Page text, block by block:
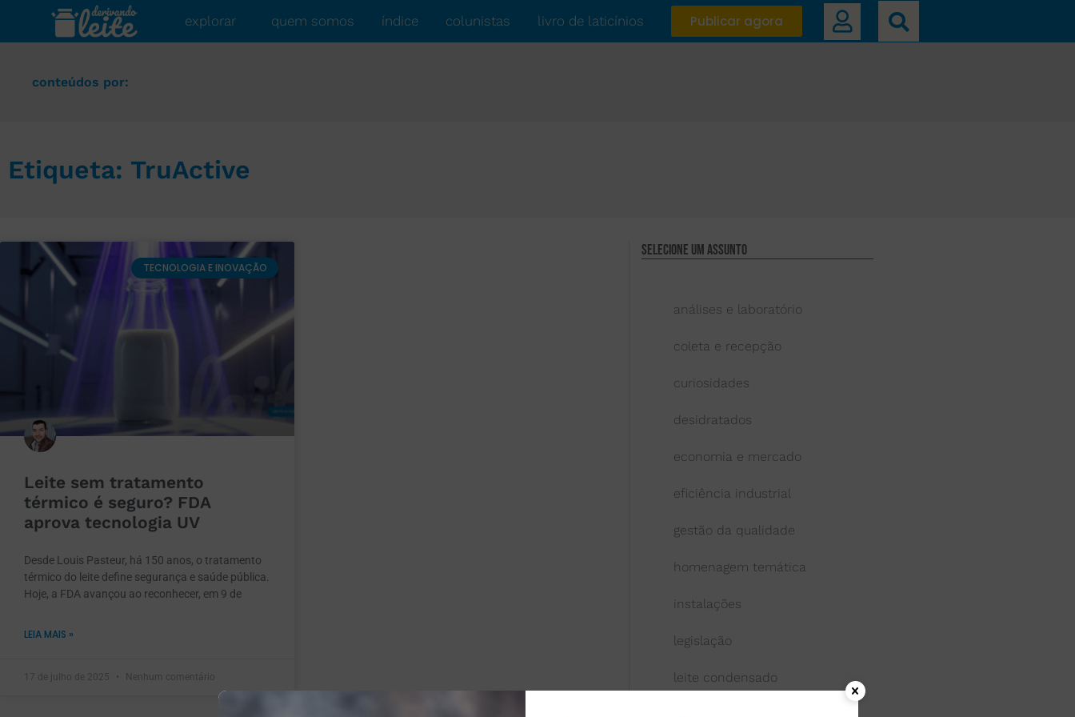
explorar quem somos índice colunistas livro de laticínios Publicar agora
conteúdos por:
Etiqueta: TruActive
TECNOLOGIA E INOVAÇÃO
Leite sem tratamento
térmico é seguro? FDA
aprova tecnologia UV
Desde Louis Pasteur, há 150 anos, o tratamento
térmico do leite define segurança e saúde pública.
Hoje, a FDA avançou ao reconhecer, em 9 de
LEIA MAIS »
17 de julho de 2025 Nenhum comentário
Selecione um assunto
análises e laboratório
coleta e recepção
curiosidades
desidratados
economia e mercado
eficiência industrial
gestão da qualidade
homenagem temática
instalações
legislação
leite condensado